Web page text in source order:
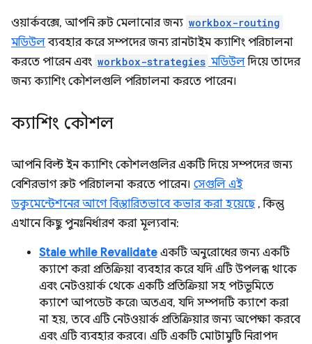
ওয়ার্কবক্সে, আপনি রুট মেলানোর জন্য workbox-routing
মডিউলব্যবহার করে সম্পদের জন্য রানটাইম ক্যাশিং পরিচালনা
করতে পারেন এবং workbox-strategies মডিউলদিয়ে তাদের
জন্য ক্যাশিং কৌশলগুলি পরিচালনা করতে পারেন।
ক্যাশিং কৌশল
আপনি বিল্ট ইন ক্যাশিং কৌশলগুলির একটি দিয়ে সম্পদের জন্য
বেশিরভাগ রুট পরিচালনা করতে পারেন। সেগুলি এই
ডকুমেন্টেশনের আগে বিস্তারিতভাবে কভার করা হয়েছে, কিন্তু
এখানে কিছু পুনঃনির্ধারণ করা মূল্যবান:
Stale while Revalidate একটি অনুরোধের জন্য একটি
ক্যাশে করা প্রতিক্রিয়া ব্যবহার করে যদি এটি উপলব্ধ থাকে
এবং নেটওয়ার্ক থেকে একটি প্রতিক্রিয়া সহ পটভূমিতে
ক্যাশে আপডেট করে৷ অতএব, যদি সম্পদটি ক্যাশে করা
না হয়, তবে এটি নেটওয়ার্ক প্রতিক্রিয়ার জন্য অপেক্ষা করবে
এবং এটি ব্যবহার করবে। এটি একটি মোটামুটি নিরাপদ